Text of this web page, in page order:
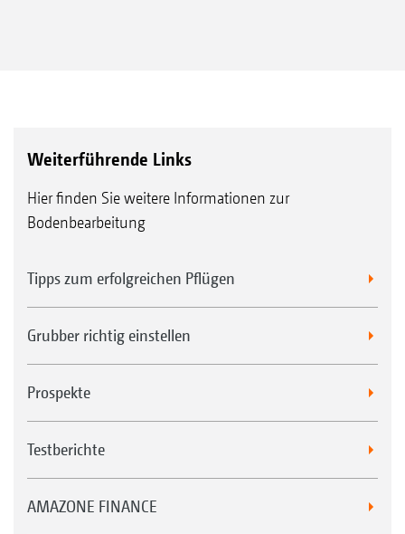
Weiterführende Links
Hier finden Sie weitere Informationen zur
Bodenbearbeitung
Tipps zum erfolgreichen Pflügen
Grubber richtig einstellen
Prospekte
Testberichte
AMAZONE FINANCE